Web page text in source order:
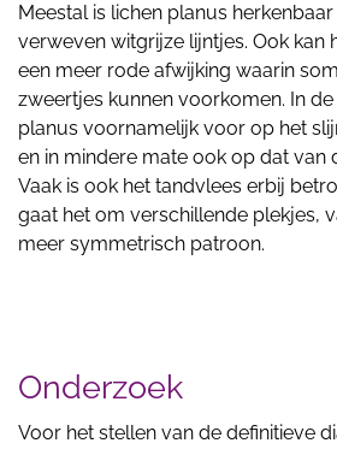
Meestal is lichen planus
verweven witgrijze lijntjes. Ook kan
een meer rode afwijking waarin
zweertjes kunnen voorkomen. In
planus voornamelijk voor op het
en in mindere mate ook op dat van
Vaak is ook het tandvlees erbij
gaat het om verschillende plekjes,
meer symmetrisch patroon.
Onderzoek
Voor het stellen van de definitieve